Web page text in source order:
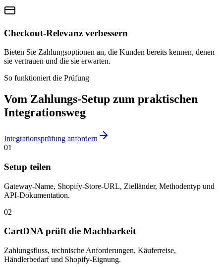
Checkout-Relevanz verbessern
Bieten Sie Zahlungsoptionen an, die Kunden bereits kennen, denen
sie vertrauen und die sie erwarten.
So funktioniert die Prüfung
Vom Zahlungs-Setup zum praktischen
Integrationsweg
Integrationsprüfung anfordern
01
Setup teilen
Gateway-Name, Shopify-Store-URL, Zielländer, Methodentyp und
API-Dokumentation.
02
CartDNA prüft die Machbarkeit
Zahlungsfluss, technische Anforderungen, Käuferreise,
Händlerbedarf und Shopify-Eignung.